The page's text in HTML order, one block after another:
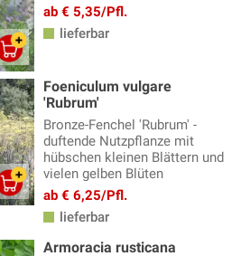
ab € 5,35/Pfl.
lieferbar
Foeniculum vulgare
'Rubrum'
Bronze-Fenchel 'Rubrum' -
duftende Nutzpflanze mit
hübschen kleinen Blättern und
vielen gelben Blüten
ab € 6,25/Pfl.
lieferbar
Armoracia rusticana